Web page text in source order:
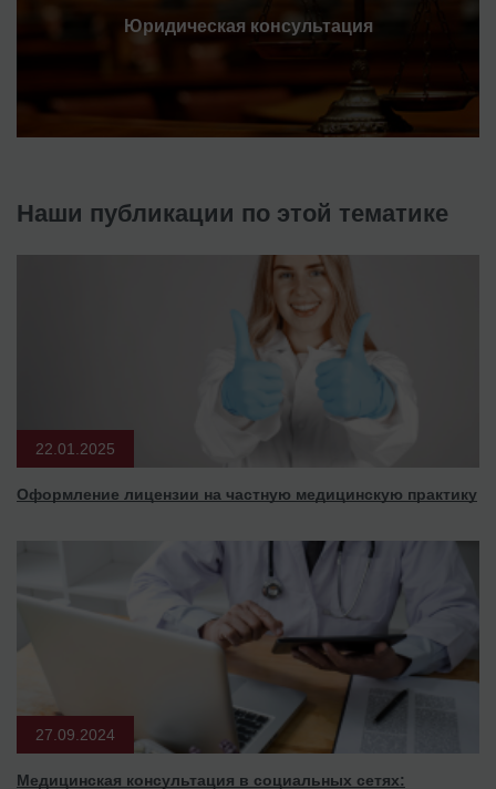
Юридическая консультация
Наши публикации по этой тематике
22.01.2025
Оформление лицензии на частную медицинскую практику
27.09.2024
Медицинская консультация в социальных сетях: